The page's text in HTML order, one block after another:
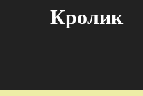
Кролик